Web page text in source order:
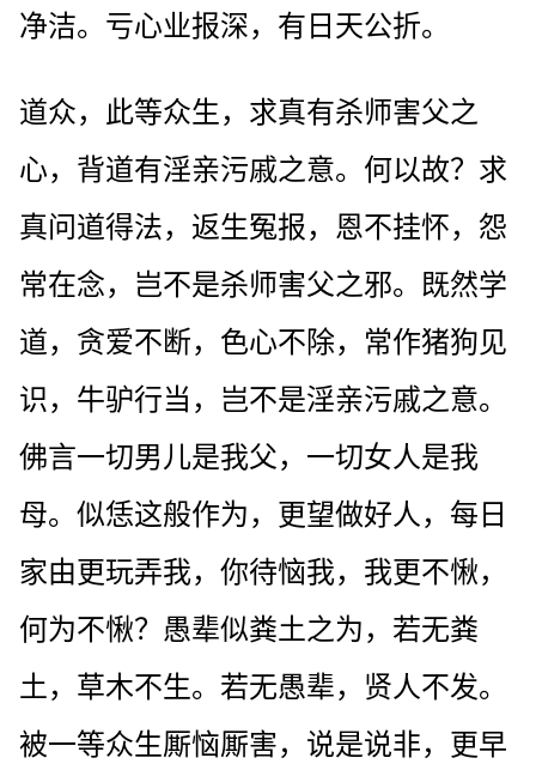
净洁。亏心业报深，有日天公折。
道众，此等众生，求真有杀师害父之
心，背道有淫亲污戚之意。何以故？求
真问道得法，返生冤报，恩不挂怀，怨
常在念，岂不是杀师害父之邪。既然学
道，贪爱不断，色心不除，常作猪狗见
识，牛驴行当，岂不是淫亲污戚之意。
佛言一切男儿是我父，一切女人是我
母。似恁这般作为，更望做好人，每日
家由更玩弄我，你待恼我，我更不愀，
何为不愀？愚辈似粪土之为，若无粪
土，草木不生。若无愚辈，贤人不发。
被一等众生厮恼厮害，说是说非，更早